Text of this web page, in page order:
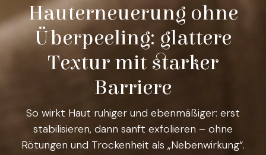
Hauterneuerung ohne
Überpeeling: glattere
Textur mit starker
Barriere
So wirkt Haut ruhiger und ebenmäßiger: erst
stabilisieren, dann sanft exfolieren – ohne
Rötungen und Trockenheit als „Nebenwirkung“.